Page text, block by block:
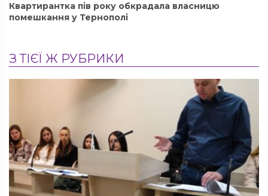
Квартирантка пів року обкрадала власницю
помешкання у Тернополі
З ТІЄЇ Ж РУБРИКИ